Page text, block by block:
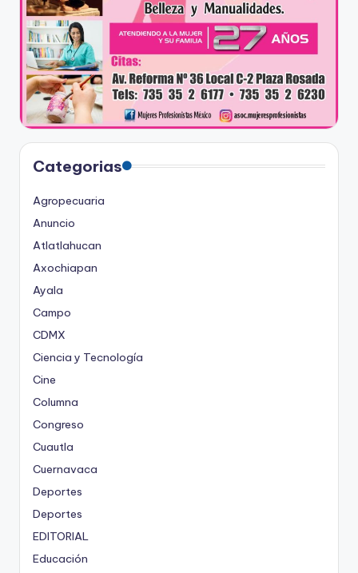
Categorias
Agropecuaria
Anuncio
Atlatlahucan
Axochiapan
Ayala
Campo
CDMX
Ciencia y Tecnología
Cine
Columna
Congreso
Cuautla
Cuernavaca
Deportes
Deportes
EDITORIAL
Educación